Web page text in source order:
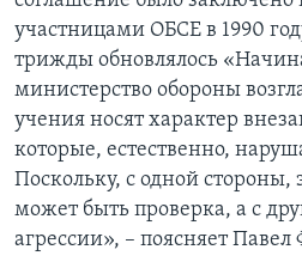
участницами ОБСЕ в 1990
трижды обновлялось
министерство обороны
учения носят характер
которые, естественно,
Поскольку, с одной стороны,
может быть проверка, а с
агрессии», – поясняет Павел